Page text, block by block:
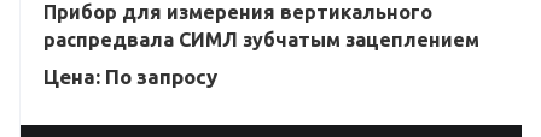
Прибор для измерения вертикального
распредвала СИМЛ зубчатым зацеплением
Цена: По запросу